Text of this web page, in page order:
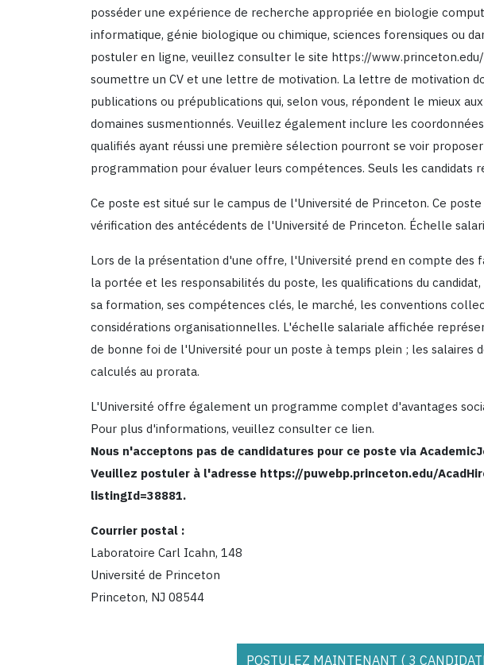
posséder une expérience de recherche appropriée en biologie
informatique, génie biologique ou chimique, sciences forensiques ou
postuler en ligne, veuillez consulter le site https://
soumettre un CV et une lettre de motivation. La lettre de motivation
publications ou prépublications qui, selon vous, répondent le mieux
domaines susmentionnés. Veuillez également inclure les
qualifiés ayant réussi une première sélection pourront se voir
programmation pour évaluer leurs compétences. Seuls les candidats
Ce poste est situé sur le campus de l'Université de Princeton. Ce
vérification des antécédents de l'Université de Princeton. Échelle
Lors de la présentation d'une offre, l'Université prend en compte des
la portée et les responsabilités du poste, les qualifications du
sa formation, ses compétences clés, le marché, les conventions
considérations organisationnelles. L'échelle salariale affichée
de bonne foi de l'Université pour un poste à temps plein ; les salaires
calculés au prorata.
L'Université offre également un programme complet d'avantages
Pour plus d'informations, veuillez consulter ce lien.
Nous n'acceptons pas de candidatures pour ce poste via
Veuillez postuler à l'adresse https://puwebp.princeton.edu/
listingId=38881.
Courrier postal :
Laboratoire Carl Icahn, 148
Université de Princeton
Princeton, NJ 08544
POSTULEZ MAINTENANT ( 3